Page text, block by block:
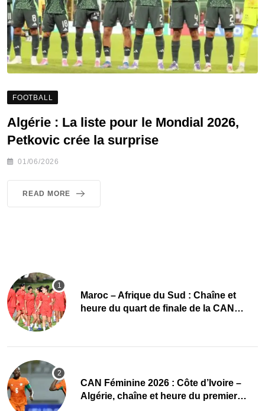
FOOTBALL
Algérie : La liste pour le Mondial 2026,
Petkovic crée la surprise
01/06/2026
READ MORE
Maroc – Afrique du Sud : Chaîne et
heure du quart de finale de la CAN
CAN Féminine 2026 : Côte d’Ivoire –
Algérie, chaîne et heure du premier